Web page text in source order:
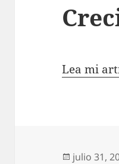
Lea mi
Publicado
julio 31,